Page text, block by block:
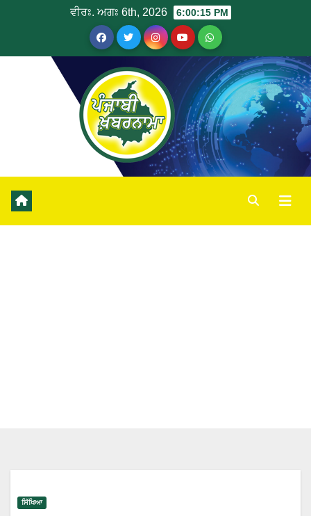
ਵੀਰਃ. ਅਗਃ 6th, 2026 6:00:16 PM
ਸਿੱਖਿਆ